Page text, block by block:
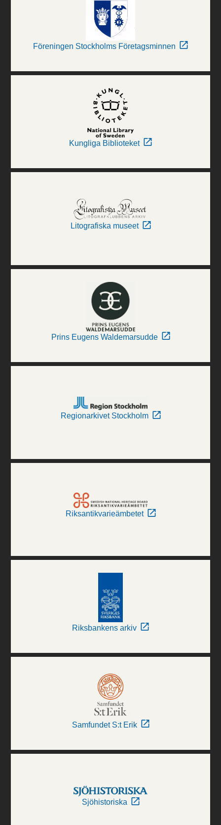
Föreningen Stockholms Företagsminnen
Kungliga Biblioteket
Litografiska museet
Prins Eugens Waldemarsudde
Regionarkivet Stockholm
Riksantikvarieämbetet
Riksbankens arkiv
Samfundet S:t Erik
Sjöhistoriska